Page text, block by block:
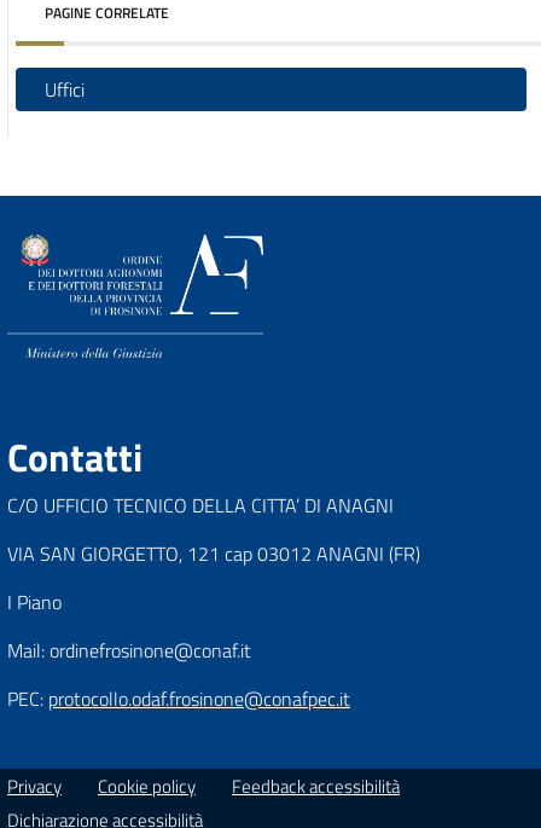
PAGINE CORRELATE
Uffici
Contatti
C/O UFFICIO TECNICO DELLA CITTA’ DI ANAGNI
VIA SAN GIORGETTO, 121 cap 03012 ANAGNI (FR)
I Piano
Mail: ordinefrosinone@conaf.it
PEC: protocollo.odaf.frosinone@conafpec.it
Privacy Cookie policy
Feedback accessibilità
Dichiarazione accessibilità